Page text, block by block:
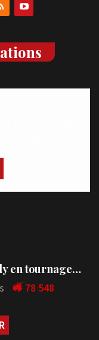
en tournage…
78 548